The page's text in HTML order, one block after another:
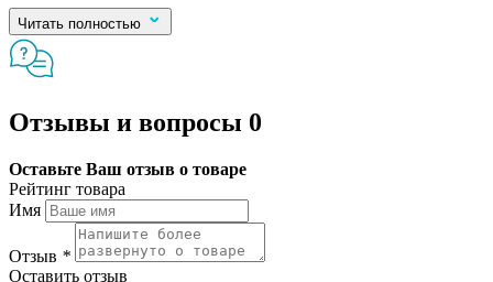
Читать полностью
Отзывы и вопросы 0
Оставьте Ваш отзыв о товаре
Рейтинг товара
Имя
Отзыв *
Оставить отзыв